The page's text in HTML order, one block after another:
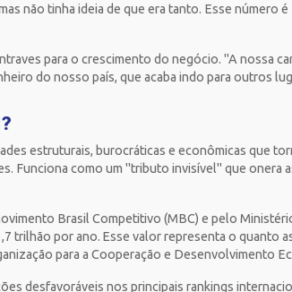
não tinha ideia de que era tanto. Esse número é
para o crescimento do negócio. "A nossa
do nosso país, que acaba indo para outros
estruturais, burocráticas e econômicas que
Funciona como um "tributo invisível" que onera
Brasil Competitivo (MBC) e pelo
trilhão por ano. Esse valor representa o quanto
para a Cooperação e Desenvolvimento
desfavoráveis nos principais rankings